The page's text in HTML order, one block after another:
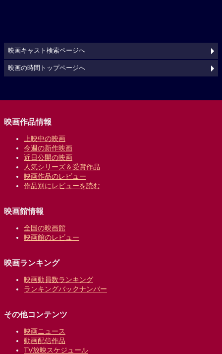
映画キャスト検索ページへ
映画の時間トップページへ
映画作品情報
上映中の映画
今週の新作映画
近日公開の映画
人気シリーズ＆受賞作品
映画作品のレビュー
作品別にレビューを読む
映画館情報
全国の映画館
映画館のレビュー
映画ランキング
映画動員数ランキング
ランキングバックナンバー
その他コンテンツ
映画ニュース
動画配信作品
TV放映スケジュール